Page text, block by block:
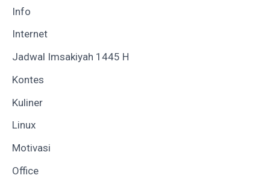
Info
Internet
Jadwal Imsakiyah 1445 H
Kontes
Kuliner
Linux
Motivasi
Office